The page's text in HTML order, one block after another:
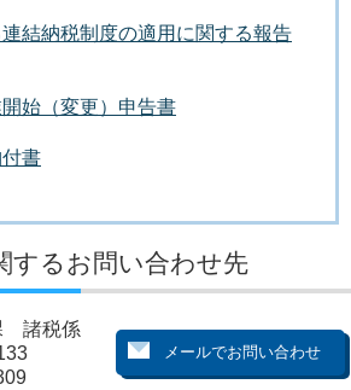
結納税制度の適用に関する報告
始（変更）申告書
書
するお問い合わせ先
諸税係